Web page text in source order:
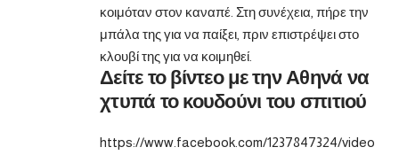
κοιμόταν στον καναπέ. Στη συνέχεια, πήρε την
μπάλα της για να παίξει, πριν επιστρέψει στο
κλουβί της για να κοιμηθεί.
Δείτε το βίντεο με την Αθηνά να
χτυπά το κουδούνι του σπιτιού
https://www.facebook.com/1237847324/video